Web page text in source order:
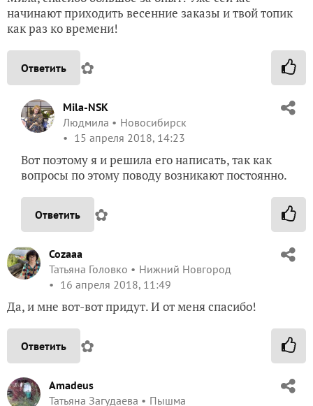
начинают приходить весенние заказы и твой топик
как раз ко времени!
Ответить ✿
Mila-NSK
Людмила
Новосибирск
15 апреля 2018, 14:23
Вот поэтому я и решила его написать, так как
вопросы по этому поводу возникают постоянно.
Ответить ✿
Cozaaa
Татьяна Головко
Нижний Новгород
16 апреля 2018, 11:49
Да, и мне вот-вот придут. И от меня спасибо!
Ответить ✿
Amadeus
Татьяна Загудаева
Пышма